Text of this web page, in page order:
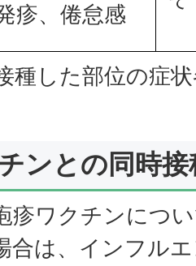
疹、倦怠感
種した部位の症
ンとの同時接
疹ワクチンにつ
合は、インフル